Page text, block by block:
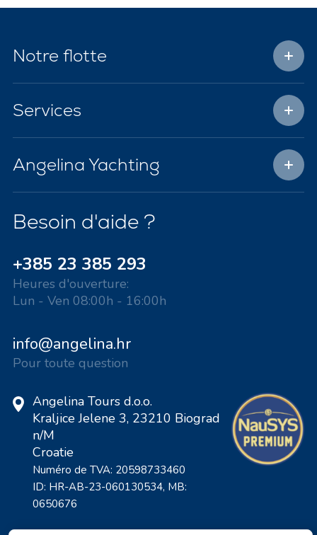
Notre flotte
Services
Angelina Yachting
Besoin d'aide ?
+385 23 385 293
Heures d'ouverture:
Lun - Ven 08:00h - 16:00h
info@angelina.hr
Pour toute question
Angelina Tours d.o.o.
Kraljice Jelene 3, 23210 Biograd
n/M
Croatie
Numéro de TVA: 20598733460
ID: HR-AB-23-060130534, MB:
0650676